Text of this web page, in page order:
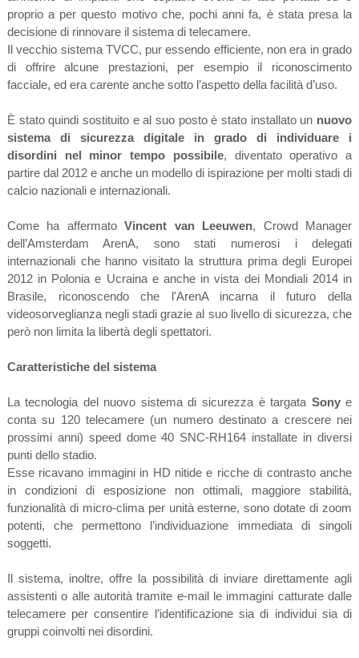
proprio a per questo motivo che, pochi anni fa, è stata presa la
decisione di rinnovare il sistema di telecamere.
Il vecchio sistema TVCC, pur essendo efficiente, non era in grado
di offrire alcune prestazioni, per esempio il riconoscimento
facciale, ed era carente anche sotto l’aspetto della facilità d’uso.
È stato quindi sostituito e al suo posto è stato installato un nuovo
sistema di sicurezza digitale in grado di individuare i
disordini nel minor tempo possibile, diventato operativo a
partire dal 2012 e anche un modello di ispirazione per molti stadi di
calcio nazionali e internazionali.
Come ha affermatoVincent van Leeuwen, Crowd Manager
dell’Amsterdam ArenA, sono stati numerosi i delegati
internazionali che hanno visitato la struttura prima degli Europei
2012 in Polonia e Ucraina e anche in vista dei Mondiali 2014 in
Brasile, riconoscendo che l'ArenA incarna il futuro della
videosorveglianza negli stadi grazie al suo livello di sicurezza, che
però non limita la libertà degli spettatori.
Caratteristiche del sistema
La tecnologia del nuovo sistema di sicurezza è targata Sonye
conta su 120 telecamere (un numero destinato a crescere nei
prossimi anni) speed dome 40 SNC-RH164 installate in diversi
punti dello stadio.
Esse ricavano immagini in HD nitide e ricche di contrasto anche
in condizioni di esposizione non ottimali, maggiore stabilità,
funzionalità di micro-clima per unità esterne, sono dotate di zoom
potenti, che permettono l’individuazione immediata di singoli
soggetti.
Il sistema, inoltre, offre la possibilità di inviare direttamente agli
assistenti o alle autorità tramite e-mail le immagini catturate dalle
telecamere per consentire l’identificazione sia di individui sia di
gruppi coinvolti nei disordini.